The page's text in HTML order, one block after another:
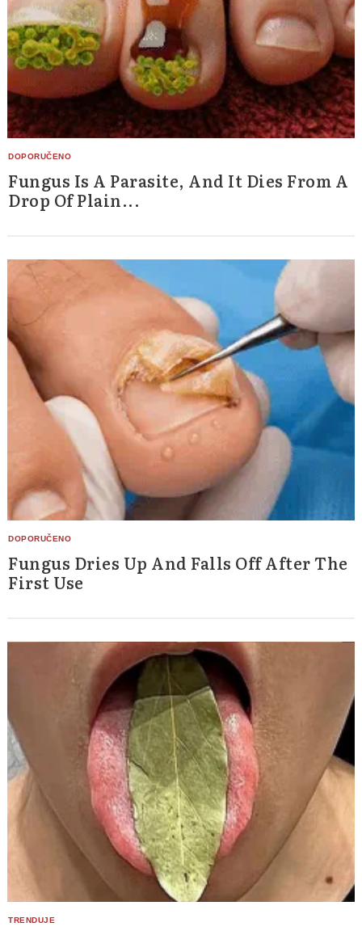
Fungus Is A Parasite, And It Dies From A
Drop Of Plain...
Fungus Dries Up And Falls Off After The
First Use
for: